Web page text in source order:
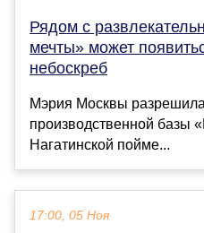
Рядом с
мечты» может
небоскреб
Мэрия Москвы
производственной базы
Нагатинской пойме...
17:00, 05 Ноя